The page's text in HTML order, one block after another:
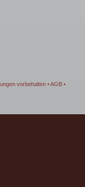
vorbehalten •AGB •